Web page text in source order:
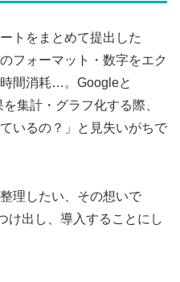
トをまとめて提出した
フォーマット・数字をエク
間消耗…。Googleと
集計・グラフ化する際、
いるの？」と見失いがちで
理したい、その想いで
け出し、導入することにし